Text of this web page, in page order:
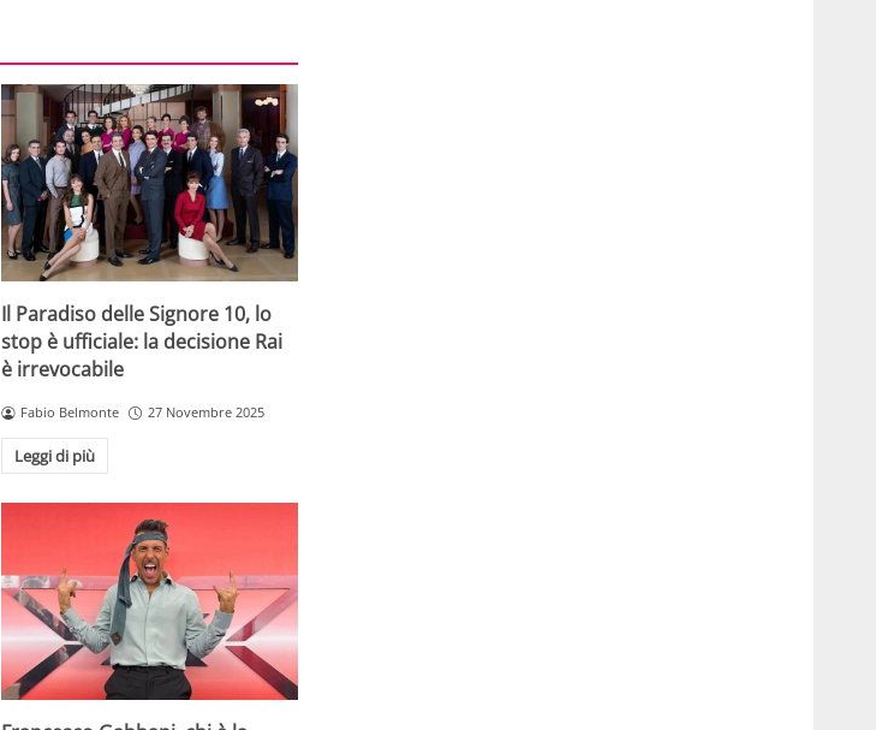
Il Paradiso delle Signore 10, lo
stop è ufficiale: la decisione Rai
è irrevocabile
Fabio Belmonte 27 Novembre 2025
Leggi di più